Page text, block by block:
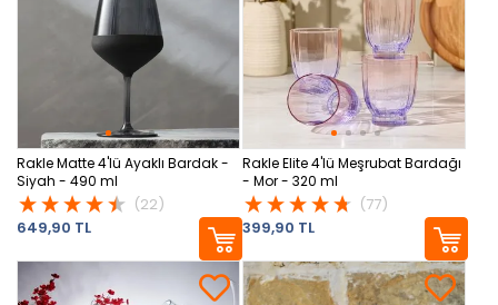
Rakle Matte 4'lü Ayaklı Bardak -
Siyah - 490 ml
(22)
649,90 TL
Rakle Elite 4'lü Meşrubat Bardağı
- Mor - 320 ml
(77)
399,90 TL